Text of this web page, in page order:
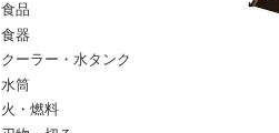
食品
食器
クーラー・水タンク
水筒
火・燃料